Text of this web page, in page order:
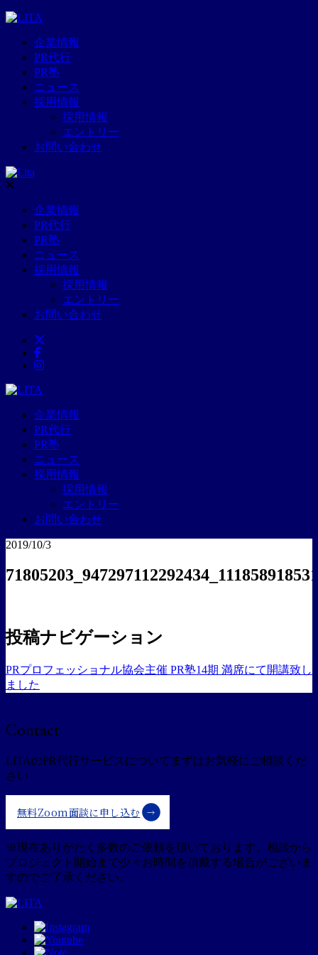
企業情報
PR代行
PR塾
ニュース
採用情報
採用情報
エントリー
お問い合わせ
企業情報
PR代行
PR塾
ニュース
採用情報
採用情報
エントリー
お問い合わせ
企業情報
PR代行
PR塾
ニュース
採用情報
採用情報
エントリー
お問い合わせ
2019/10/3
投稿ナビゲーション
PRプロフェッショナル協会主催 PR塾14期 満席にて開講致し
ました
Contact
LITAのPR代行サービスについて まずはお気軽にご相談くだ
さい
無料Zoom面談に申し込む
※現在ありがたく多数のご依頼を頂いております。 相談から
プロジェクト開始まで少々お時間を頂戴する場合がございま
すのでご了承ください。